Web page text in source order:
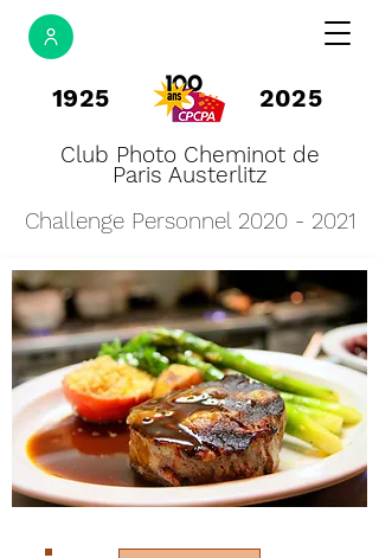
1925 2025
Club Photo Cheminot de
Paris Austerlitz
Challenge Personnel 2020 - 2021